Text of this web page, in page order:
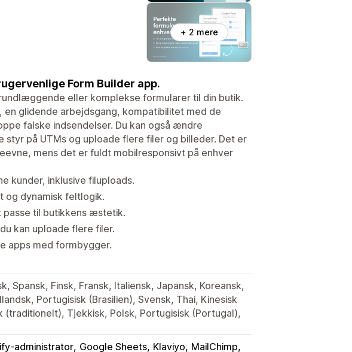
+ 2 mere
Form Builder app.
eller komplekse formularer til din butik.
glidende arbejdsgang, kompatibilitet med de
falske indsendelser. Du kan også ændre
styr på UTMs og uploade flere filer og billeder. Det er
mens det er fuldt mobilresponsivt på enhver
kunder, inklusive filuploads.
og dynamisk feltlogik.
passe til butikkens æstetik.
kan uploade flere filer.
apps med formbygger.
Spansk, Finsk, Fransk, Italiensk, Japansk, Koreansk,
Portugisisk (Brasilien), Svensk, Thai, Kinesisk
(traditionelt), Tjekkisk, Polsk, Portugisisk (Portugal),
administrator Google Sheets Klaviyo MailChimp